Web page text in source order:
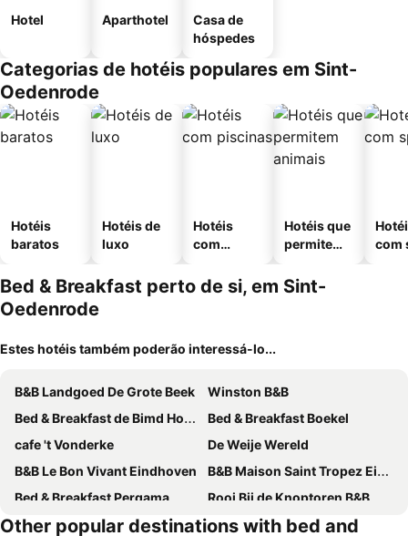
Hotel Aparthotel
Casa de
hóspedes
Categorias de hotéis populares em Sint-
Oedenrode
Hotéis
baratos
Hotéis de
luxo
Hotéis
com
Hotéis que
permitem
com
Bed & Breakfast perto de si, em Sint-
Oedenrode
Estes hotéis também poderão interessá-lo...
B&B Landgoed De Grote Beek
Winston B&B
Bed & Breakfast de Bimd Hoeve
Bed & Breakfast Boekel
cafe 't Vonderke
De Weije Wereld
B&B Le Bon Vivant Eindhoven
B&B Maison Saint Tropez Eindhoven
Bed & Breakfast Pergama
Rooi Bij de Knoptoren B&B
Gastenverblijf 't Nagtegaeltje
BB Sunshine
Other popular destinations with bed and